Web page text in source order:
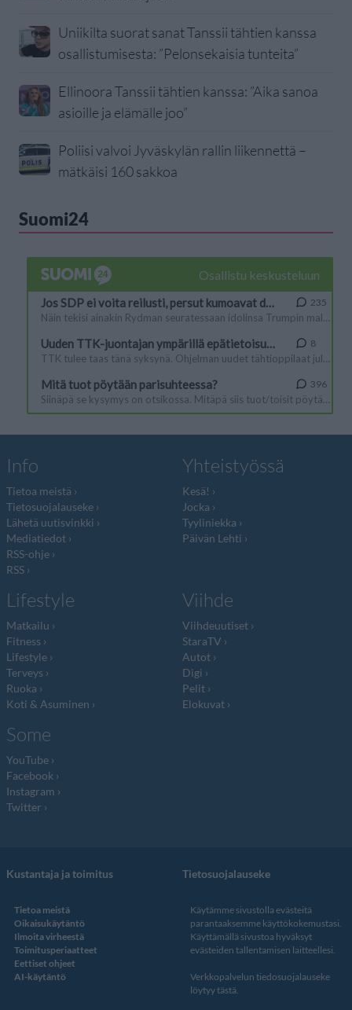
Uniikilta suorat sanat Tanssii tähtien kanssa
osallistumisesta: ”Pelonsekaisia tunteita”
Ellinoora Tanssii tähtien kanssa: ”Aika sanoa
asioille ja elämälle joo”
Poliisi valvoi Jyväskylän rallin liikennettä –
mätkäisi 160 sakkoa
Suomi24
Info
Tietoa meistä
Tietosuojalauseke
Lähetä uutisvinkki
Mediatiedot
RSS-ohje
RSS
Yhteistyössä
Kesä!
Jocka
Tyyliniekka
Päivän Lehti
Lifestyle
Matkailu
Fitness
Lifestyle
Terveys
Ruoka
Koti & Asuminen
Viihde
Viihdeuutiset
StaraTV
Autot
Digi
Pelit
Elokuvat
Some
YouTube
Facebook
Instagram
Twitter
Kustantaja ja toimitus
Tietoa meistä
Oikaisukäytäntö
Ilmoita virheestä
Toimitusperiaatteet
Eettiset ohjeet
AI-käytäntö
Tietosuojalauseke
Käytämme sivustolla evästeitä
parantaaksemme käyttökokemustasi.
Käyttämällä sivustoa hyväksyt
evästeiden tallentamisen laitteellesi.
Verkkopalvelun tiedosuojalauseke
löytyy tästä.